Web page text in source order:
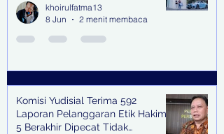
khoirulfatma13
8 Jun
2 menit membaca
Komisi Yudisial Terima 592
Laporan Pelanggaran Etik Hakim,
5 Berakhir Dipecat Tidak